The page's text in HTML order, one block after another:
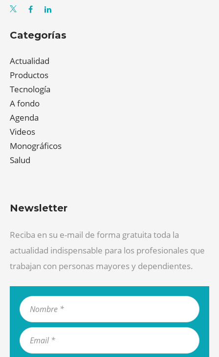
Categorías
Actualidad
Productos
Tecnología
A fondo
Agenda
Videos
Monográficos
Salud
Newsletter
Reciba en su e-mail de forma gratuita toda la
actualidad indispensable para los profesionales que
trabajan con personas mayores y dependientes.